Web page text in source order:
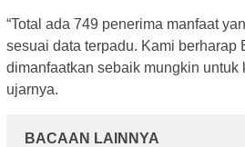
“Total ada 749 penerima manfaat
sesuai data terpadu. Kami berharap
dimanfaatkan sebaik mungkin untuk
ujarnya.
BACAAN LAINNYA